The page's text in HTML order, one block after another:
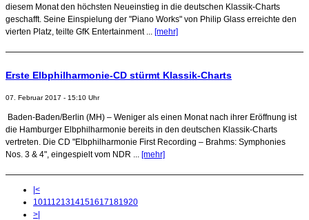
diesem Monat den höchsten Neueinstieg in die deutschen Klassik-Charts
geschafft. Seine Einspielung der "Piano Works" von Philip Glass erreichte den
vierten Platz, teilte GfK Entertainment ... [mehr]
Erste Elbphilharmonie-CD stürmt Klassik-Charts
07. Februar 2017 - 15:10 Uhr
Baden-Baden/Berlin (MH) – Weniger als einen Monat nach ihrer Eröffnung ist
die Hamburger Elbphilharmonie bereits in den deutschen Klassik-Charts
vertreten. Die CD "Elbphilharmonie First Recording – Brahms: Symphonies
Nos. 3 & 4", eingespielt vom NDR ... [mehr]
|<
1011 121314151617181920
>|